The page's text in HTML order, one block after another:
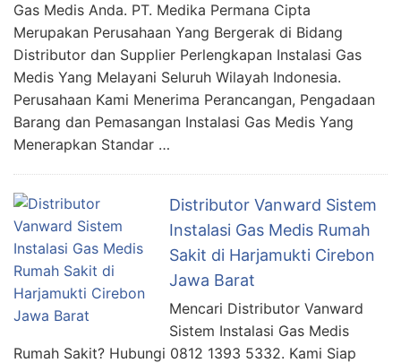
Gas Medis Anda. PT. Medika Permana Cipta
Merupakan Perusahaan Yang Bergerak di Bidang
Distributor dan Supplier Perlengkapan Instalasi Gas
Medis Yang Melayani Seluruh Wilayah Indonesia.
Perusahaan Kami Menerima Perancangan, Pengadaan
Barang dan Pemasangan Instalasi Gas Medis Yang
Menerapkan Standar …
Distributor Vanward Sistem
Instalasi Gas Medis Rumah
Sakit di Harjamukti Cirebon
Jawa Barat
Mencari Distributor Vanward
Sistem Instalasi Gas Medis
Rumah Sakit? Hubungi 0812 1393 5332. Kami Siap